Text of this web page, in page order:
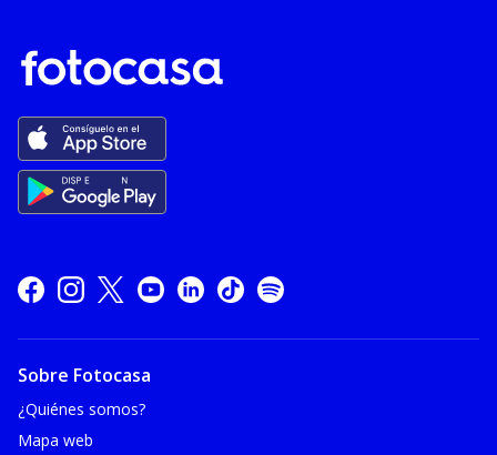
Sobre Fotocasa
¿Quiénes somos?
Mapa web